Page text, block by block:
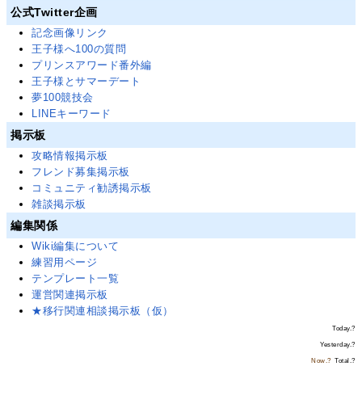
公式Twitter企画
記念画像リンク
王子様へ100の質問
プリンスアワード番外編
王子様とサマーデート
夢100競技会
LINEキーワード
掲示板
攻略情報掲示板
フレンド募集掲示板
コミュニティ勧誘掲示板
雑談掲示板
編集関係
Wiki編集について
練習用ページ
テンプレート一覧
運営関連掲示板
★移行関連相談掲示板（仮）
Today.?
Yesterday.?
Now.? Total.?